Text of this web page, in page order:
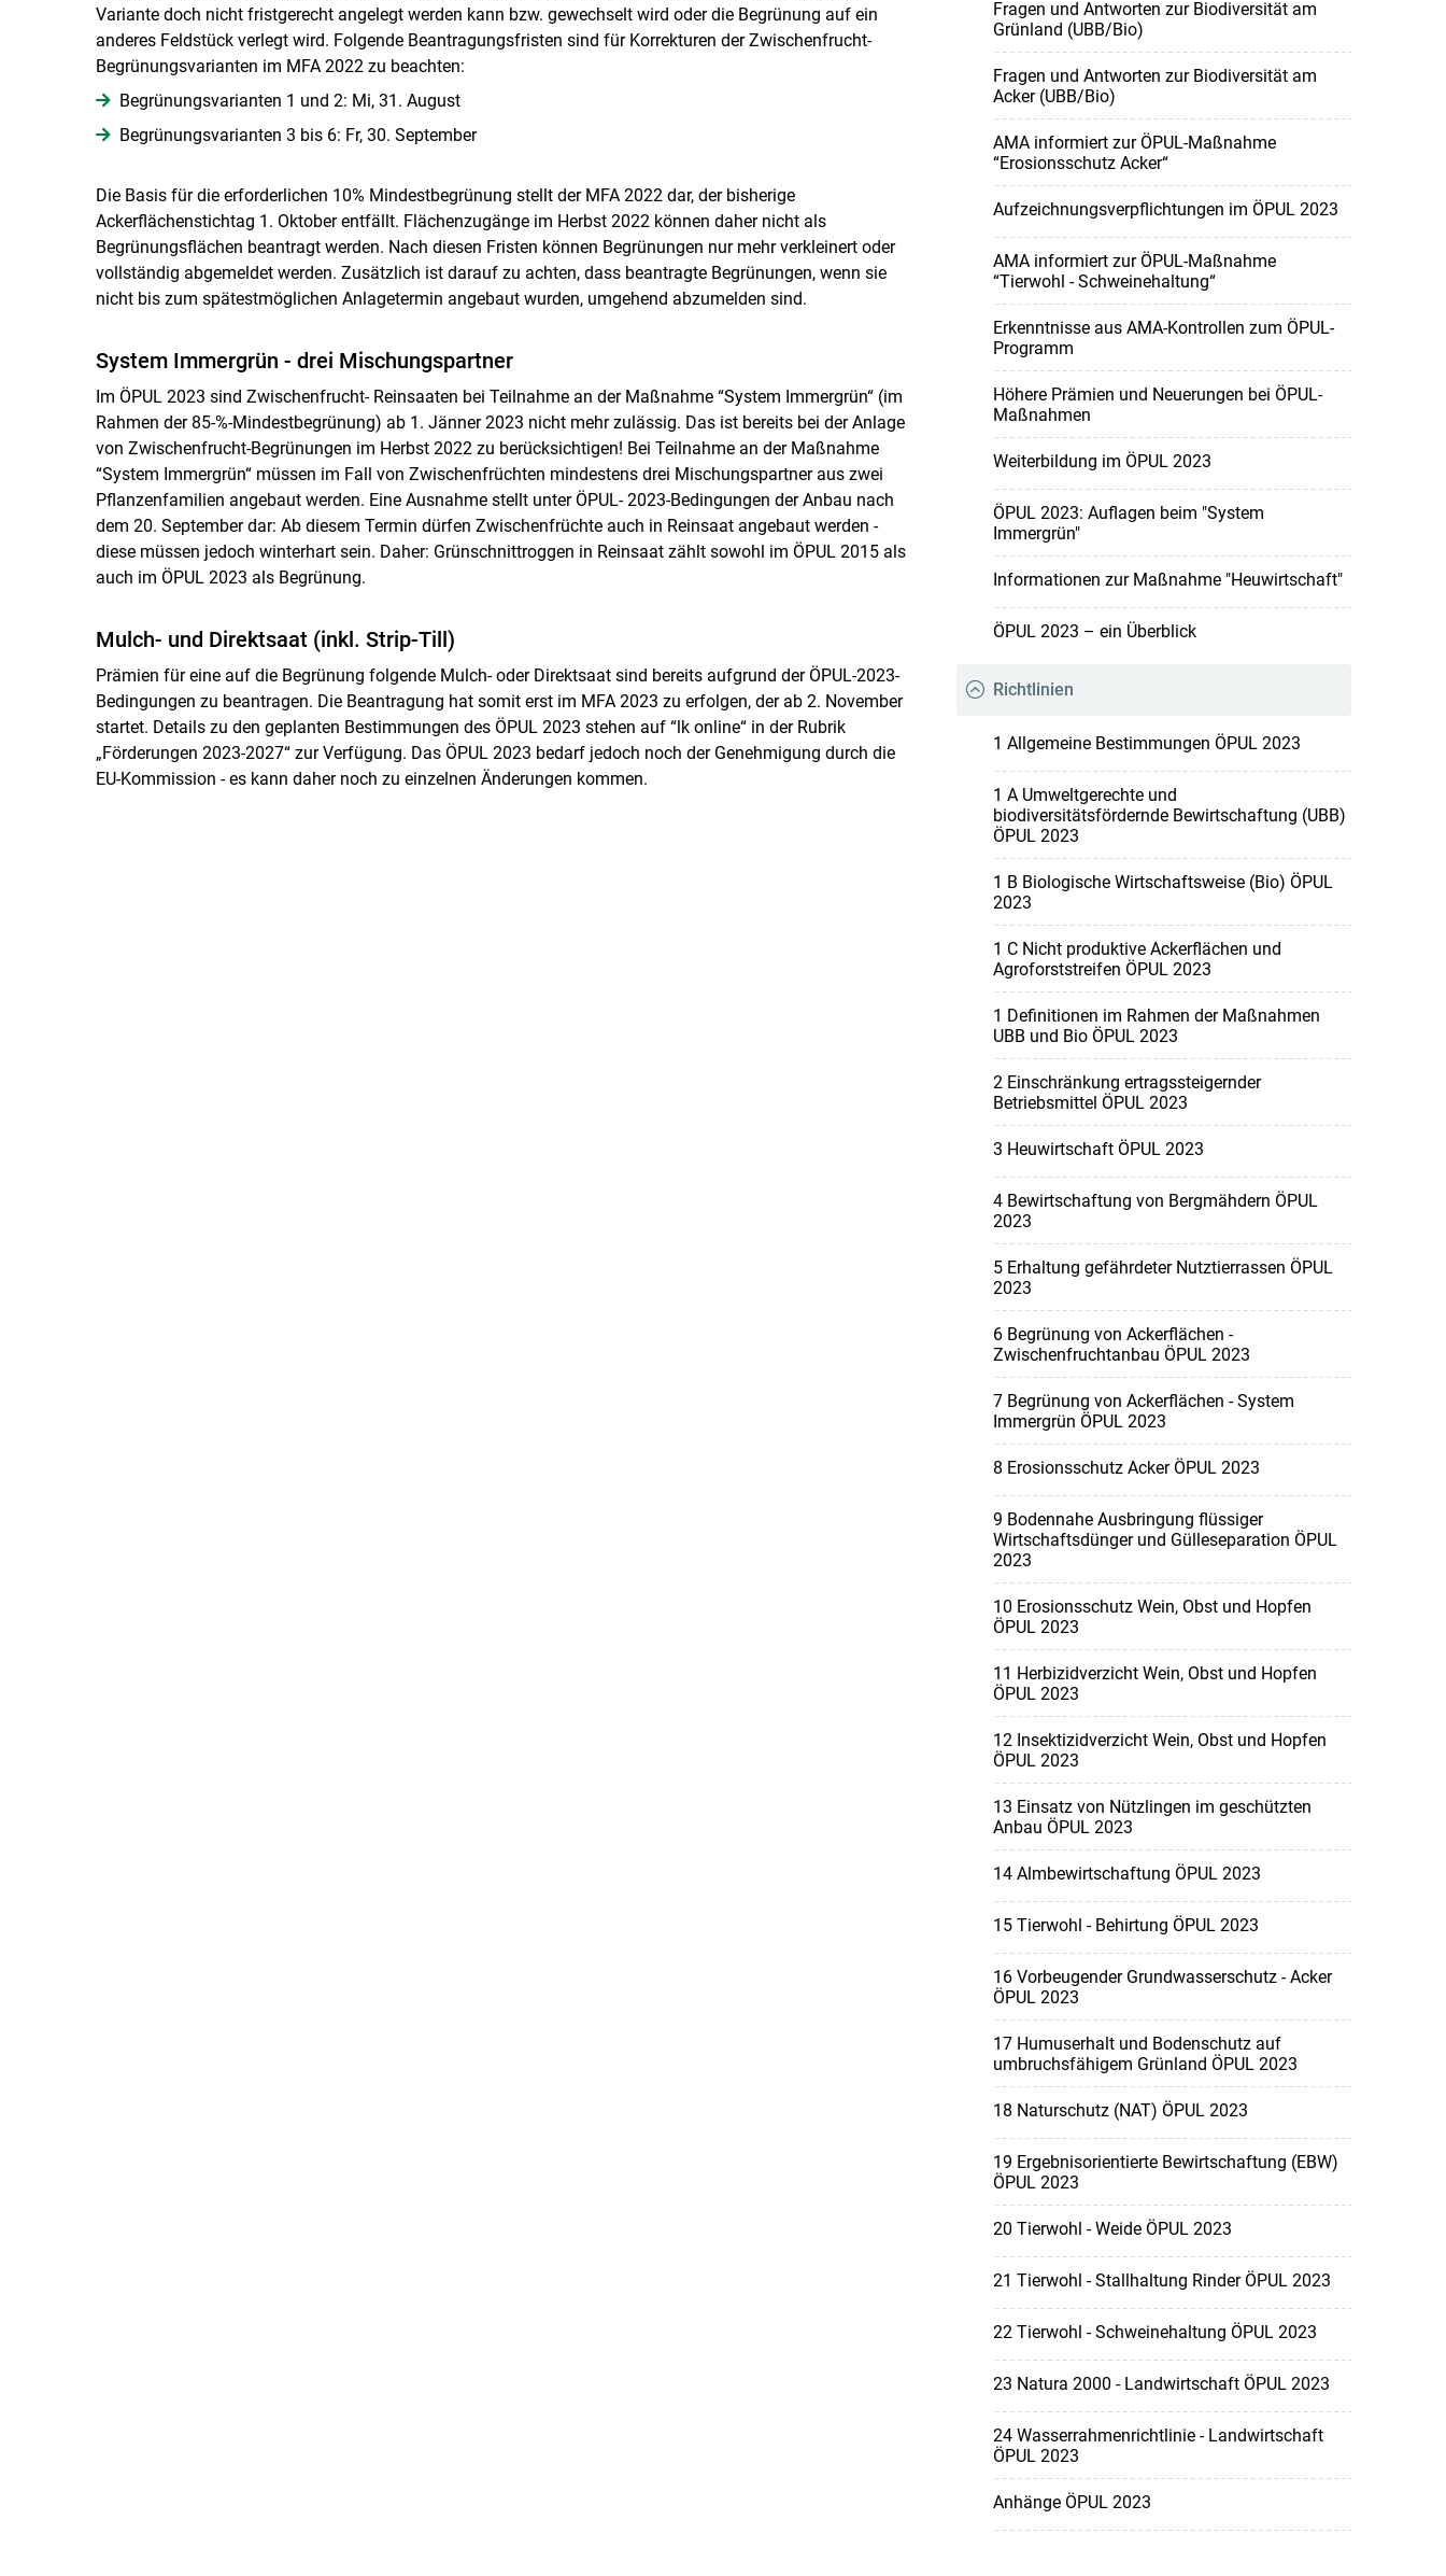
Variante doch nicht fristgerecht angelegt werden kann bzw. gewechselt wird oder die Begrünung auf ein
anderes Feldstück verlegt wird. Folgende Beantragungsfristen sind für Korrekturen der Zwischenfrucht-
Begrünungsvarianten im MFA 2022 zu beachten:
Begrünungsvarianten 1 und 2: Mi, 31. August
Begrünungsvarianten 3 bis 6: Fr, 30. September
Die Basis für die erforderlichen 10% Mindestbegrünung stellt der MFA 2022 dar, der bisherige
Ackerflächenstichtag 1. Oktober entfällt. Flächenzugänge im Herbst 2022 können daher nicht als
Begrünungsflächen beantragt werden. Nach diesen Fristen können Begrünungen nur mehr verkleinert oder
vollständig abgemeldet werden. Zusätzlich ist darauf zu achten, dass beantragte Begrünungen, wenn sie
nicht bis zum spätestmöglichen Anlagetermin angebaut wurden, umgehend abzumelden sind.
System Immergrün - drei Mischungspartner
Im ÖPUL 2023 sind Zwischenfrucht- Reinsaaten bei Teilnahme an der Maßnahme “System Immergrün“ (im
Rahmen der 85-%-Mindestbegrünung) ab 1. Jänner 2023 nicht mehr zulässig. Das ist bereits bei der Anlage
von Zwischenfrucht-Begrünungen im Herbst 2022 zu berücksichtigen! Bei Teilnahme an der Maßnahme
“System Immergrün“ müssen im Fall von Zwischenfrüchten mindestens drei Mischungspartner aus zwei
Pflanzenfamilien angebaut werden. Eine Ausnahme stellt unter ÖPUL- 2023-Bedingungen der Anbau nach
dem 20. September dar: Ab diesem Termin dürfen Zwischenfrüchte auch in Reinsaat angebaut werden -
diese müssen jedoch winterhart sein. Daher: Grünschnittroggen in Reinsaat zählt sowohl im ÖPUL 2015 als
auch im ÖPUL 2023 als Begrünung.
Mulch- und Direktsaat (inkl. Strip-Till)
Prämien für eine auf die Begrünung folgende Mulch- oder Direktsaat sind bereits aufgrund der ÖPUL-2023-
Bedingungen zu beantragen. Die Beantragung hat somit erst im MFA 2023 zu erfolgen, der ab 2. November
startet. Details zu den geplanten Bestimmungen des ÖPUL 2023 stehen auf “lk online“ in der Rubrik
„Förderungen 2023-2027“ zur Verfügung. Das ÖPUL 2023 bedarf jedoch noch der Genehmigung durch die
EU-Kommission - es kann daher noch zu einzelnen Änderungen kommen.
Fragen und Antworten zur Biodiversität am
Grünland (UBB/Bio)
Fragen und Antworten zur Biodiversität am
Acker (UBB/Bio)
AMA informiert zur ÖPUL-Maßnahme
“Erosionsschutz Acker“
Aufzeichnungsverpflichtungen im ÖPUL 2023
AMA informiert zur ÖPUL-Maßnahme
“Tierwohl - Schweinehaltung“
Erkenntnisse aus AMA-Kontrollen zum ÖPUL-
Programm
Höhere Prämien und Neuerungen bei ÖPUL-
Maßnahmen
Weiterbildung im ÖPUL 2023
ÖPUL 2023: Auflagen beim "System
Immergrün"
Informationen zur Maßnahme "Heuwirtschaft"
ÖPUL 2023 – ein Überblick
Richtlinien
1 Allgemeine Bestimmungen ÖPUL 2023
1 A Umweltgerechte und
biodiversitätsfördernde Bewirtschaftung (UBB)
ÖPUL 2023
1 B Biologische Wirtschaftsweise (Bio) ÖPUL
2023
1 C Nicht produktive Ackerflächen und
Agroforststreifen ÖPUL 2023
1 Definitionen im Rahmen der Maßnahmen
UBB und Bio ÖPUL 2023
2 Einschränkung ertragssteigernder
Betriebsmittel ÖPUL 2023
3 Heuwirtschaft ÖPUL 2023
4 Bewirtschaftung von Bergmähdern ÖPUL
2023
5 Erhaltung gefährdeter Nutztierrassen ÖPUL
2023
6 Begrünung von Ackerflächen -
Zwischenfruchtanbau ÖPUL 2023
7 Begrünung von Ackerflächen - System
Immergrün ÖPUL 2023
8 Erosionsschutz Acker ÖPUL 2023
9 Bodennahe Ausbringung flüssiger
Wirtschaftsdünger und Gülleseparation ÖPUL
2023
10 Erosionsschutz Wein, Obst und Hopfen
ÖPUL 2023
11 Herbizidverzicht Wein, Obst und Hopfen
ÖPUL 2023
12 Insektizidverzicht Wein, Obst und Hopfen
ÖPUL 2023
13 Einsatz von Nützlingen im geschützten
Anbau ÖPUL 2023
14 Almbewirtschaftung ÖPUL 2023
15 Tierwohl - Behirtung ÖPUL 2023
16 Vorbeugender Grundwasserschutz - Acker
ÖPUL 2023
17 Humuserhalt und Bodenschutz auf
umbruchsfähigem Grünland ÖPUL 2023
18 Naturschutz (NAT) ÖPUL 2023
19 Ergebnisorientierte Bewirtschaftung (EBW)
ÖPUL 2023
20 Tierwohl - Weide ÖPUL 2023
21 Tierwohl - Stallhaltung Rinder ÖPUL 2023
22 Tierwohl - Schweinehaltung ÖPUL 2023
23 Natura 2000 - Landwirtschaft ÖPUL 2023
24 Wasserrahmenrichtlinie - Landwirtschaft
ÖPUL 2023
Anhänge ÖPUL 2023